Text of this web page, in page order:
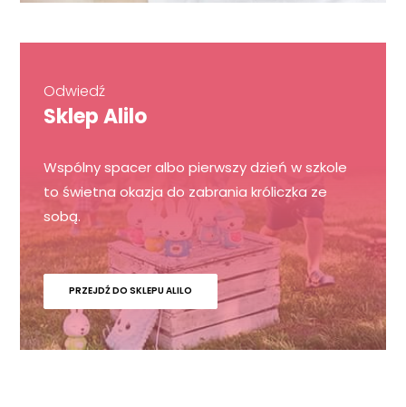
Odwiedź
Sklep Alilo
Wspólny spacer albo pierwszy dzień w szkole
to świetna okazja do zabrania króliczka ze
sobą.
PRZEJDŹ DO SKLEPU ALILO